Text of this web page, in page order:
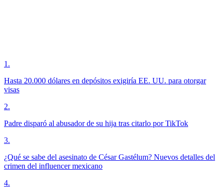
1 .
Hasta 20.000 dólares en depósitos exigiría EE. UU. para otorgar
visas
2.
Padre disparó al abusador de su hija tras citarlo por TikTok
3.
¿Qué se sabe del asesinato de César Gastélum? Nuevos detalles del
crimen del influencer mexicano
4.